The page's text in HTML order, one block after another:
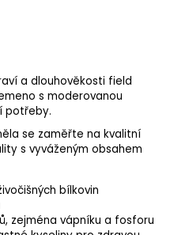
a dlouhověkosti field
s moderovanou
potřeby.
se zaměřte na kvalitní
s vyváženým obsahem
bílkovin
zejména vápníku a fosforu